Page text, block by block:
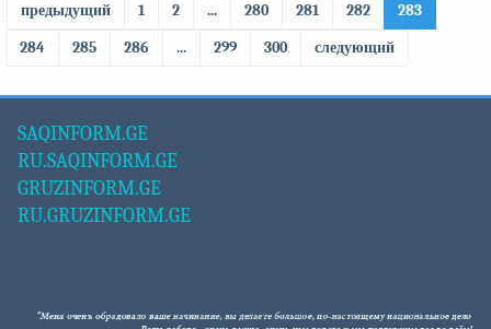
предыдущий 1 2 ... 280 281 282
283
284
285 286 ... 299 300 следующий
SAQINFORM.GE
RU.SAQINFORM.GE
GRUZINFORM.GE
RU.GRUZINFORM.GE